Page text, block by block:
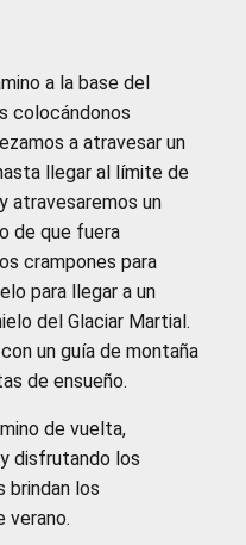
a la base del
colocándonos
a atravesar un
llegar al límite de
atravesaremos un
de que fuera
crampones para
para llegar a un
del Glaciar Martial.
un guía de montaña
de ensueño.
de vuelta,
disfrutando los
brindan los
verano.